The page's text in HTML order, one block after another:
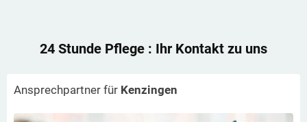
24 Stunde Pflege : Ihr Kontakt zu uns
Ansprechpartner für Kenzingen